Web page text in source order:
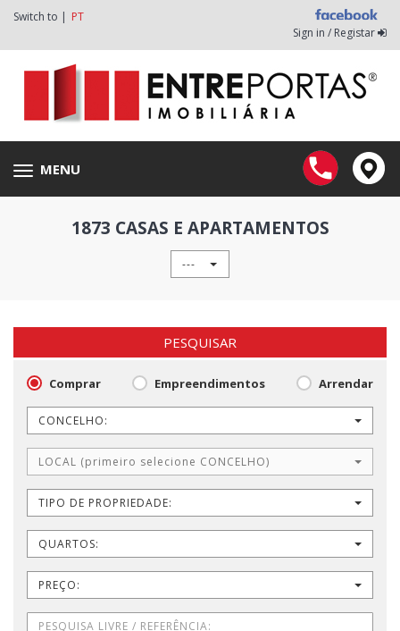
Switch to | PT
Sign in / Registar
Toggle
navigation
MENU
1873 CASAS E APARTAMENTOS
---
PESQUISAR
Comprar Empreendimentos Arrendar
CONCELHO:
LOCAL (primeiro selecione CONCELHO)
TIPO DE PROPRIEDADE:
QUARTOS:
PREÇO: